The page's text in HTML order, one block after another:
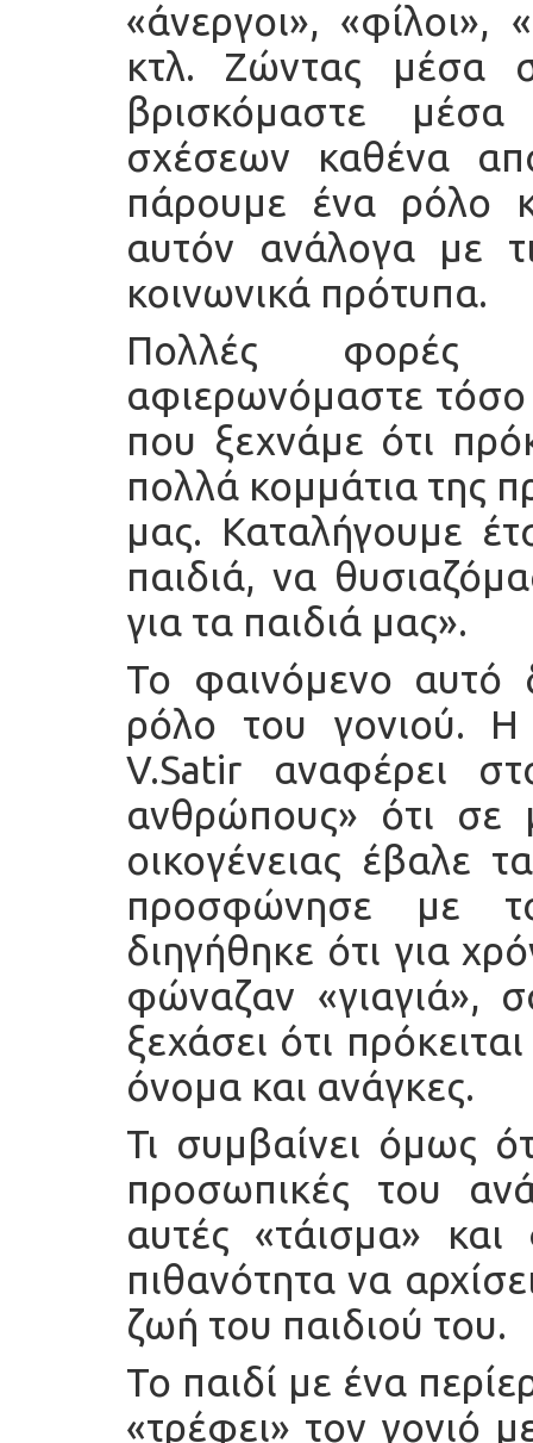
«άνεργοι», «φίλοι»,
κτλ. Ζώντας μέσα
βρισκόμαστε
σχέσεων καθένα
πάρουμε ένα ρόλο
αυτόν ανάλογα με
κοινωνικά πρότυπα.
Πολλές φορές
αφιερωνόμαστε
που ξεχνάμε ότι
πολλά κομμάτια της
μας. Καταλήγουμε
παιδιά, να
για τα παιδιά μας».
Το φαινόμενο αυτό
ρόλο του γονιού. Η
V.Satir αναφέρει
ανθρώπους» ότι σε
οικογένειας έβαλε
προσφώνησε με
διηγήθηκε ότι για
φώναζαν «γιαγιά»,
ξεχάσει ότι
όνομα και ανάγκες.
Τι συμβαίνει όμως
προσωπικές του
αυτές «τάισμα»
πιθανότητα να
ζωή του παιδιού του.
Το παιδί με ένα
«τρέφει» τον γονιό